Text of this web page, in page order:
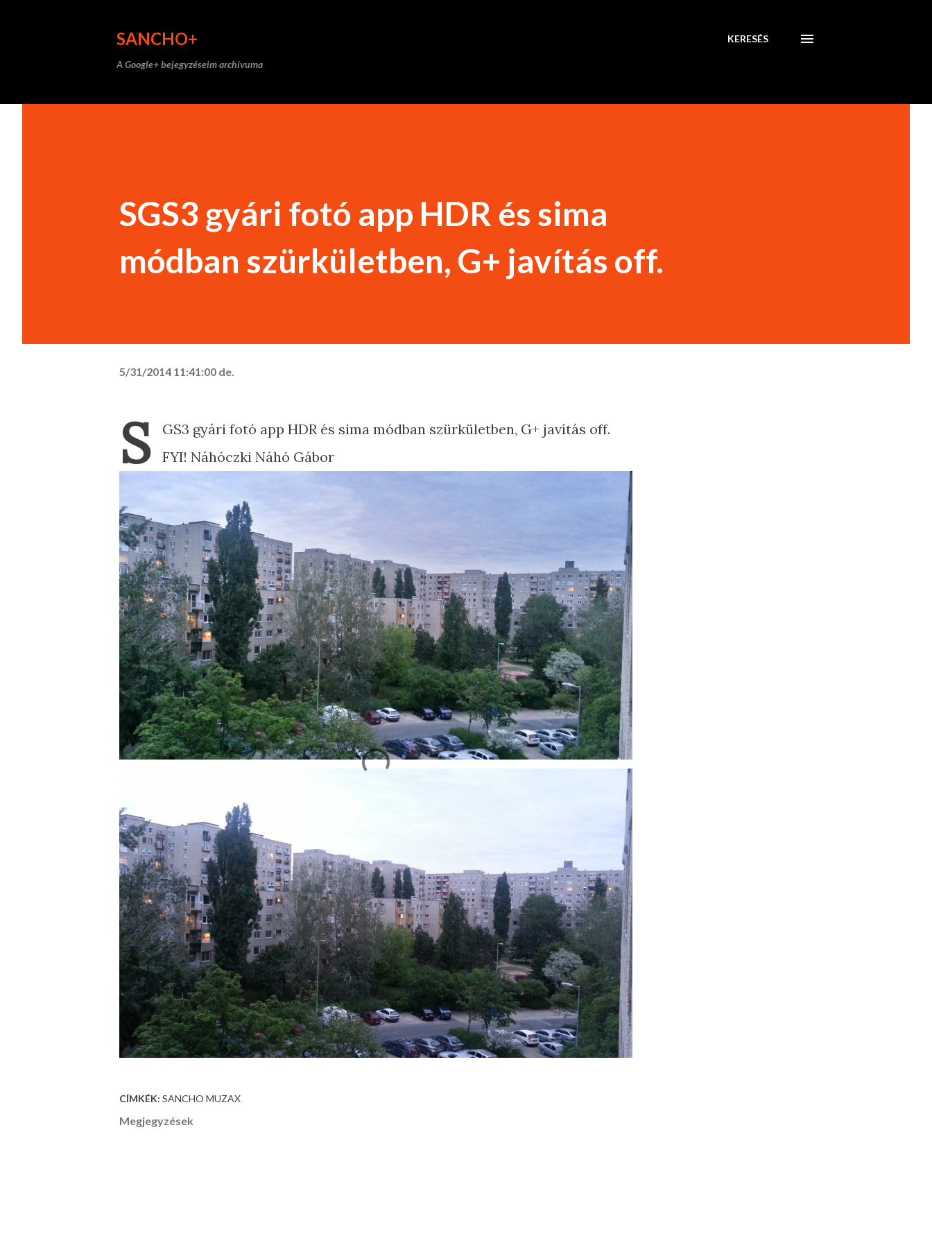
SANCHO+
A Google+ bejegyzéseim archívuma
KERESÉS
SGS3 gyári fotó app HDR és sima
módban szürkületben, G+ javítás off.
5/31/2014 11:41:00 de.
S
GS3 gyári fotó app HDR és sima módban szürkületben, G+ javítás off.
FYI! Náhóczki Náhó Gábor
CÍMKÉK: SANCHO MUZAX
Megjegyzések